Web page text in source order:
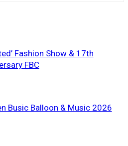
Fashion Show & 17th
FBC
Busic Balloon & Music 2026